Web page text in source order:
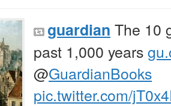
guardian The 10
past 1,000 years
@GuardianBooks
pic.twitter.com/